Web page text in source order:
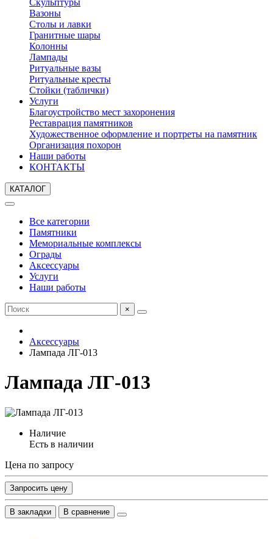
Скульптуры
Вазоны
Столы и лавки
Гранитные шары
Колонны
Лампады
Ритуальные вазы
Ритуальные кресты
Стойки (таблички)
Услуги
Благоустройство мест захоронения
Реставрация памятников
Художественное оформление и портреты на памятник
Организация похорон
Наши работы
КОНТАКТЫ
КАТАЛОГ
Все категории
Памятники
Мемориальные комплексы
Ограды
Аксессуары
Услуги
Наши работы
×
Аксессуары
Лампада ЛГ-013
Лампада ЛГ-013
Наличие
Есть в наличии
Цена по запросу
Запросить цену
В закладки В сравнение